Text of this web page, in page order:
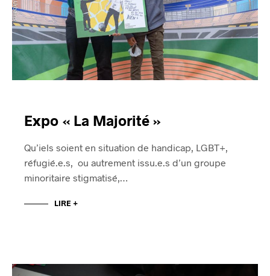
Expo « La Majorité »
Qu’iels soient en situation de handicap, LGBT+,
réfugié.e.s, ou autrement issu.e.s d’un groupe
minoritaire stigmatisé,…
LIRE +